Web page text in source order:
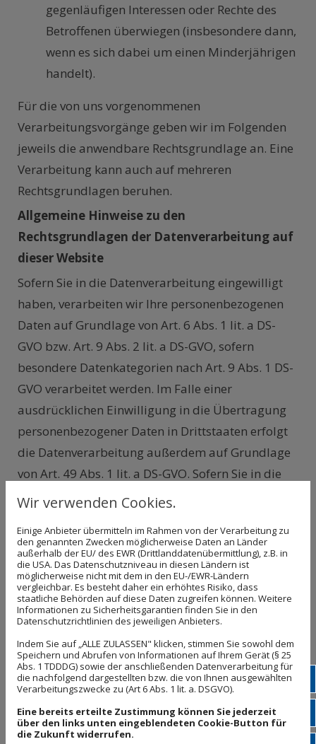
gegenläufigen Interessen oder Rechte des
Betroffenen überwiegen (insbesondere dann,
wenn es sich dabei um einen Minderjährigen
handelt).
Für die von uns vorgenommenen
Verarbeitungsvorgänge geben wir im Folgenden
jeweils die anwendbare Rechtsgrundlage an. Eine
Verarbeitung kann auch auf mehreren
Rechtsgrundlagen beruhen.
Allgemeine Hinweise zu den
Rechtsgrundlagen der Datenverarbeitung auf
dieser Website
Sofern Sie in die Datenverarbeitung eingewilligt
haben, verarbeiten wir Ihre personenbezogenen
Daten auf Grundlage von Art. 6 Abs. 1 lit. a DS-
GVO bzw. Art. 9 Abs. 2 lit. a DS-GVO, sofern
besondere Datenkategorien nach Art. 9 Abs. 1 DS-
GVO verarbeitet werden. Im Falle einer
ausdrücklichen Einwilligung in die Übertragung
personenbezogener Daten in Drittstaaten erfolgt
die Datenverarbeitung außerdem auf Grundlage
von Art. 49 Abs. 1 lit. a DS-GVO. Sofern Sie in die
Speicherung von Cookies und / oder in den Zugriff
Device-Fingerprinting) eingewilligt haben, erfolgt
die Datenverarbeitung zusätzlich auf Grundlage
von § 25 Abs. 1 TDDDG. Die jeweilige Einwilligung
ist jederzeit widerrufbar. Sind Ihre Daten zur
Vertragserfüllung oder zur Durchführung
vorvertraglicher Maßnahmen erforderlich,
verarbeiten wir Ihre Daten auf Grundlage des Art.
6 Abs. 1 lit. b DS-GVO. Des Weiteren verarbeiten
wir Ihre Daten, sofern diese zur Erfüllung einer
rechtlichen Verpflichtung erforderlich sind, auf
Wir verwenden Cookies.
Einige Anbieter übermitteln im Rahmen von der Verarbeitung zu
den genannten Zwecken möglicherweise Daten an Länder
außerhalb der EU/ des EWR (Drittlanddatenübermittlung), z.B. in
die USA. Das Datenschutzniveau in diesen Ländern ist
möglicherweise nicht mit dem in den EU-/EWR-Ländern
vergleichbar. Es besteht daher ein erhöhtes Risiko, dass
staatliche Behörden auf diese Daten zugreifen können. Weitere
Informationen zu Sicherheitsgarantien finden Sie in den
Datenschutzrichtlinien des jeweiligen Anbieters.
Indem Sie auf „ALLE ZULASSEN" klicken, stimmen Sie sowohl dem
Speichern und Abrufen von Informationen auf Ihrem Gerät (§ 25
Abs. 1 TDDDG) sowie der anschließenden Datenverarbeitung für
die nachfolgend dargestellten bzw. die von Ihnen ausgewählten
Verarbeitungszwecke zu (Art 6 Abs. 1 lit. a. DSGVO).
Eine bereits erteilte Zustimmung können Sie jederzeit
über den links unten eingeblendeten Cookie-Button für
die Zukunft widerrufen.